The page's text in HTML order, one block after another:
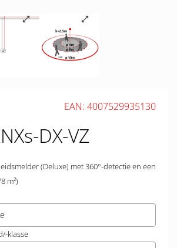
EAN: 4007529935130
DX-VZ
(Deluxe) met 360°-detectie en een
m²)
klasse